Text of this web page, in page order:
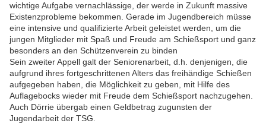
wichtige Aufgabe vernachlässige, der werde in Zukunft massive
Existenzprobleme bekommen. Gerade im Jugendbereich müsse
eine intensive und qualifizierte Arbeit geleistet werden, um die
jungen Mitglieder mit Spaß und Freude am Schießsport und ganz
besonders an den Schützenverein zu binden
Sein zweiter Appell galt der Seniorenarbeit, d.h. denjenigen, die
aufgrund ihres fortgeschrittenen Alters das freihändige Schießen
aufgegeben haben, die Möglichkeit zu geben, mit Hilfe des
Auflagebocks wieder mit Freude dem Schießsport nachzugehen.
Auch Dörrie übergab einen Geldbetrag zugunsten der
Jugendarbeit der TSG.